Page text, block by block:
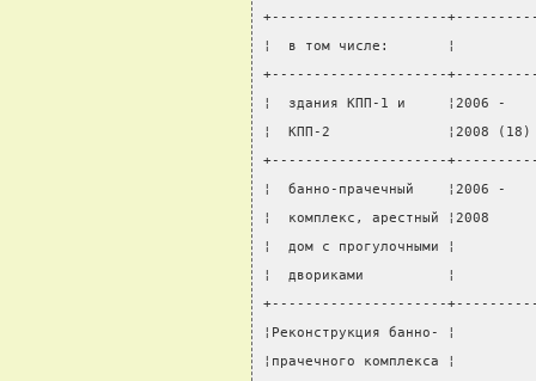
+---------------------
¦  в том числе:       ¦
+---------------------
¦  здания КПП-1 и
¦  КПП-2
+---------------------
¦  банно-прачечный
¦  комплекс, арестный
¦  дом с
¦  двориками          ¦
+---------------------
¦Реконструкция
¦прачечного